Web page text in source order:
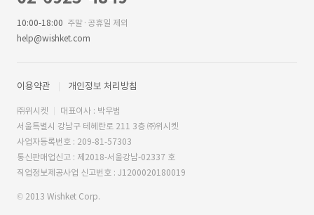
10:00-18:00 주말·공휴일 제외
help@wishket.com
이용약관 개인정보 처리방침
㈜위시켓
대표이사 : 박우범
서울특별시 강남구 테헤란로 211 3층 ㈜위시켓
사업자등록번호 : 209-81-57303
통신판매업신고 : 제2018-서울강남-02337 호
직업정보제공사업 신고번호 : J1200020180019
© 2013 Wishket Corp.